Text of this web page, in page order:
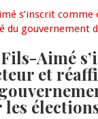
Aimé
et
les